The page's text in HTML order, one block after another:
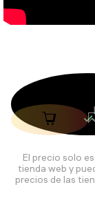
El precio solo
tienda web y
precios de las